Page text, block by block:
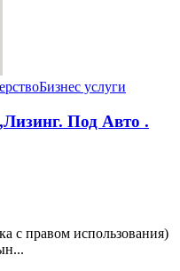
Бизнес услуги
Под Авто .
с правом использования)